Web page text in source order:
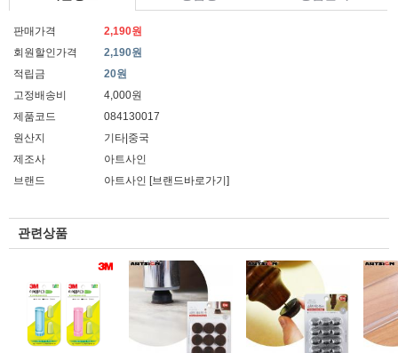
판매가격
2,190원
회원할인가격
2,190원
적립금
20원
고정배송비
4,000원
제품코드
084130017
원산지
기타|중국
제조사
아트사인
브랜드
아트사인 [브랜드바로가기]
관련상품